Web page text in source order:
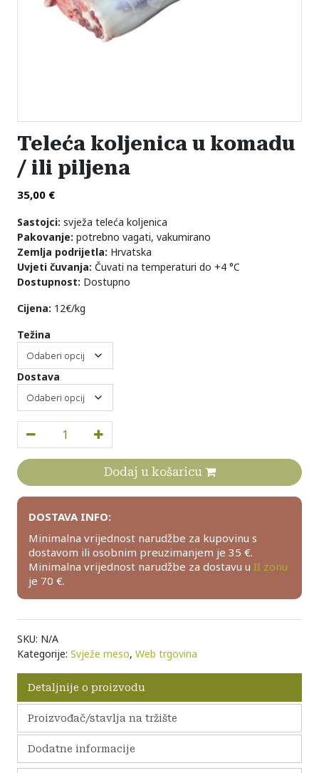
Teleća koljenica u komadu
/ ili piljena
35,00 €
Sastojci: svježa teleća koljenica
Pakovanje: potrebno vagati, vakumirano
Zemlja podrijetla: Hrvatska
Uvjeti čuvanja: Čuvati na temperaturi do +4 °C
Dostupnost: Dostupno
Cijena: 12€/kg
Težina
Dostava
Teleća koljenica u komadu / ili piljena količina
Dodaj u košaricu
DOSTAVA INFO:
Minimalna vrijednost narudžbe za kupovinu s
dostavom ili osobnim preuzimanjem je 35 €.
Minimalna vrijednost narudžbe za dostavu u II zonu
je 70 €.
SKU: N/A
Kategorije: Svježe meso, Web trgovina
Detaljnije o proizvodu
Proizvođač/stavlja na tržište
Dodatne informacije